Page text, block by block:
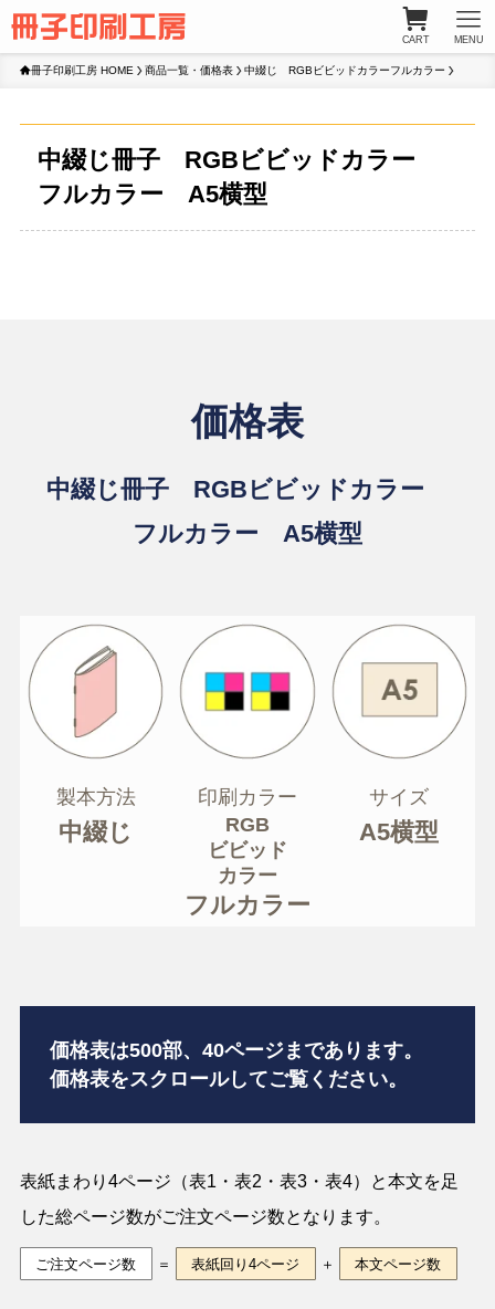
CART MENU
冊子印刷工房 HOME 商品一覧・価格表 中綴じ RGBビビッドカラーフルカラー
中綴じ冊子 RGBビビッドカラー
フルカラー A5横型
価格表
中綴じ冊子 RGBビビッドカラー
フルカラー A5横型
製本方法
中綴じ
印刷カラー
RGB
ビビッド
カラー
フルカラー
サイズ
A5横型
価格表は500部、40ページまであります。
価格表をスクロールしてご覧ください。
表紙まわり4ページ（表1・表2・表3・表4）と本文を足
した総ページ数がご注文ページ数となります。
ご注文ページ数 ＝ 表紙回り4ページ ＋ 本文ページ数